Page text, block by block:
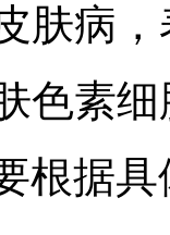
肤病
色素
根据